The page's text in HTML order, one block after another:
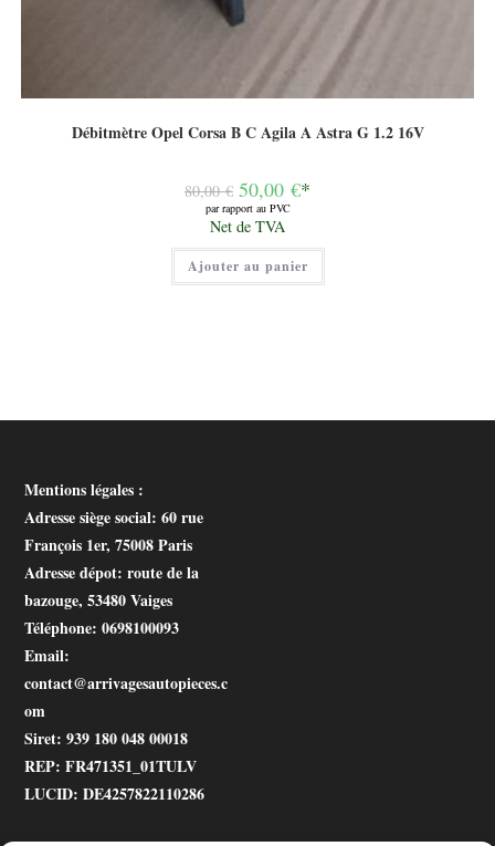
Débitmètre Opel Corsa B C Agila A Astra G 1.2 16V
80,00€ Le
prix
initial
était :
80,00 €.
50,00 €*
par rapport au PVC
Le
prix
actuel
est :
50,00 €.
Net de TVA
Ajouter au panier
Mentions légales :
Adresse siège social: 60 rue
François 1er, 75008 Paris
Adresse dépot: route de la
bazouge, 53480 Vaiges
Téléphone: 0698100093
Email:
contact@arrivagesautopieces.c
om
Siret: 939 180 048 00018
REP: FR471351_01TULV
LUCID: DE4257822110286